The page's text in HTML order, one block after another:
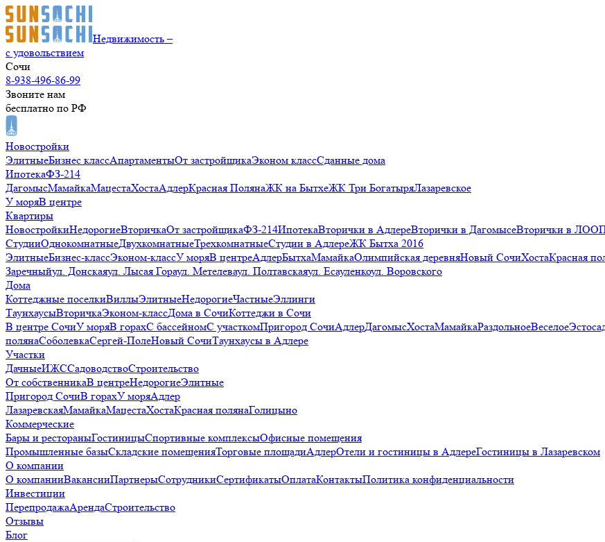
Недвижимость –
с удовольствием
Сочи
8-938-496-86-99
Звоните нам
бесплатно по РФ
Новостройки
ЭлитныеБизнес классАпартаментыОт застройщикаЭконом классСданные дома
ИпотекаФЗ-214
ДагомысМамайкаМацестаХостаАдлерКрасная ПолянаЖК на БытхеЖК Три БогатыряЛазаревское
У моряВ центре
Квартиры
НовостройкиНедорогиеВторичкаОт застройщикаФЗ-214ИпотекаВторички в АдлереВторички в ДагомысеВторички в ЛОО
СтудииОднокомнатныеДвухкомнатныеТрехкомнатныеСтудии в АдлереЖК Бытха 2016
ЭлитныеБизнес-классЭконом-классУ моряВ центреАдлерБытхаМамайкаОлимпийская деревняНовый СочиХостаКрасная
Заречныйул. Донскаяул. Лысая Гораул. Метелеваул. Полтавскаяул. Есауленкоул. Воровского
Дома
Коттеджные поселкиВиллыЭлитныеНедорогиеЧастныеЭллинги
ТаунхаусыВторичкаЭконом-классДома в СочиКоттеджи в Сочи
В центре СочиУ моряВ горахС бассейномС участкомПригород СочиАдлерДагомысХостаМамайкаРаздольноеВеселое
полянаСоболевкаСергей-ПолеНовый СочиТаунхаусы в Адлере
Участки
ДачныеИЖССадоводствоСтроительство
От собственникаВ центреНедорогиеЭлитные
Пригород СочиВ горахУ моряАдлер
ЛазаревскаяМамайкаМацестаХостаКрасная полянаГолицыно
Коммерческие
Бары и рестораныГостиницыСпортивные комплексыОфисные помещения
Промышленные базыСкладские помещенияТорговые площадиАдлерОтели и гостиницы в АдлереГостиницы в Лазаревском
О компании
О компанииВакансииПартнерыСотрудникиСертификатыОплатаКонтактыПолитика конфиденциальности
Инвестиции
ПерепродажаАрендаСтроительство
Отзывы
Блог